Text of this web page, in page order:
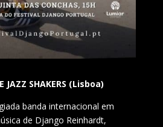
JAZZ SHAKERS (Lisboa)
banda internacional em
de Django Reinhardt,